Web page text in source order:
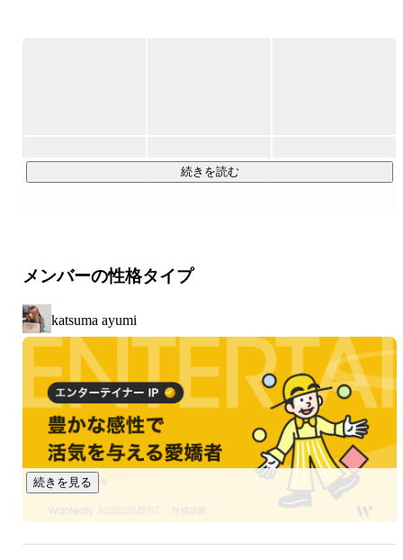
ドもバックエンドもインフラも、一気通貫で担うのがNextat
ームの開発・運用。
ネットショップの開設から注文・在庫管理まで支える、生活
に直結する大規模サービスです。
◎ 不動産業務支援システム
紙とFAXで動いていた賃貸業務をクラウド化。
情報管理のしやすさが変わることで、営業のスピードと顧客
獲得率が向上しました。
◎ スマホゲーム（バックエンド部分）
を見据えたシステム設計まで。
続きを読む
メンバーの性格タイプ
katsuma ayumi
続きを見る